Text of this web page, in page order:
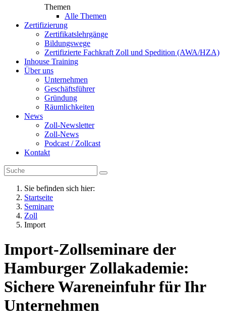
Themen
Alle Themen
Zertifizierung
Zertifikatslehrgänge
Bildungswege
Zertifizierte Fachkraft Zoll und Spedition (AWA/HZA)
Inhouse Training
Über uns
Unternehmen
Geschäftsführer
Gründung
Räumlichkeiten
News
Zoll-Newsletter
Zoll-News
Podcast / Zollcast
Kontakt
Sie befinden sich hier:
Startseite
Seminare
Zoll
Import
Import-Zollseminare der
Hamburger Zollakademie:
Sichere Wareneinfuhr für Ihr
Unternehmen